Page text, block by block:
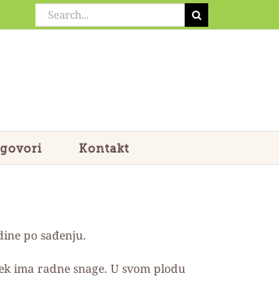
Search
for:
Kontakt
po sađenju.
ima radne snage. U svom plodu